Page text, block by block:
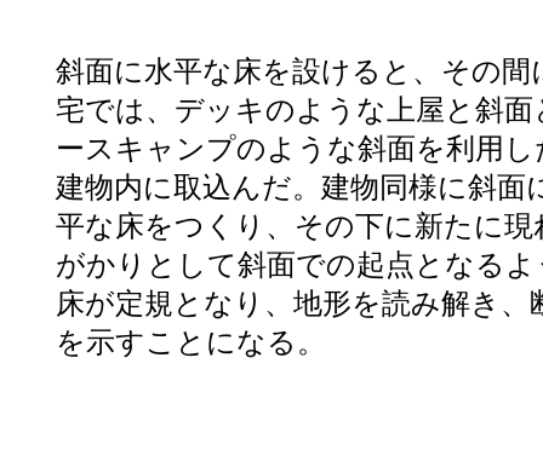
斜面に水平な床を設けると、その
宅では、デッキのような上屋と斜
ースキャンプのような斜面を利用
建物内に取込んだ。建物同様に斜
平な床をつくり、その下に新たに
がかりとして斜面での起点となる
床が定規となり、地形を読み解き
を示すことになる。